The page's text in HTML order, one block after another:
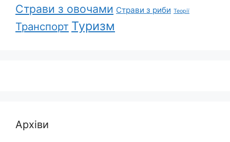
Страви з овочами Страви з риби Теорії
Транспорт Туризм
Архіви